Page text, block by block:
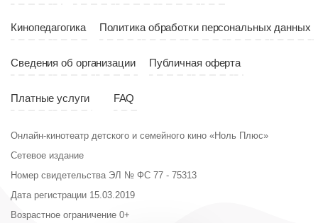
Кинопедагогика Политика обработки персональных данных
Сведения об организации Публичная оферта
Платные услуги FAQ
Онлайн-кинотеатр детского и семейного кино «Ноль Плюс»
Сетевое издание
Номер свидетельства ЭЛ № ФС 77 - 75313
Дата регистрации 15.03.2019
Возрастное ограничение 0+